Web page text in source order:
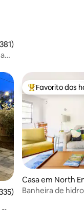
média de 4,99 em
média de 4,98 em
Favoritos dos
Favorito dos
Casa em North
Banheira de